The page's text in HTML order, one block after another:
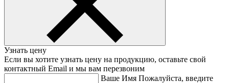
Узнать цену
Если вы хотите узнать цену на продукцию, оставьте свой
контактный Email и мы вам перезвоним
Ваше Имя Пожалуйста, введите